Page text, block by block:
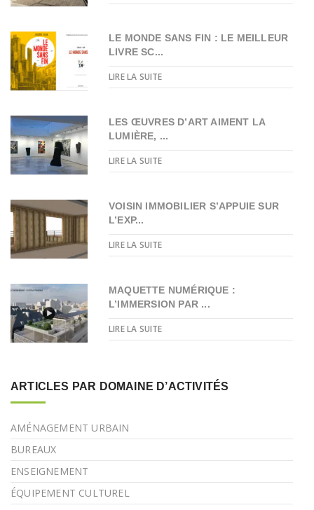
LE MONDE SANS FIN : LE MEILLEUR
LIVRE SC...
LIRE LA SUITE
LES ŒUVRES D’ART AIMENT LA
LUMIÈRE, ...
LIRE LA SUITE
VOISIN IMMOBILIER S’APPUIE SUR
L’EXP...
LIRE LA SUITE
MAQUETTE NUMÉRIQUE :
L’IMMERSION PAR ...
LIRE LA SUITE
ARTICLES PAR DOMAINE D’ACTIVITÉS
AMÉNAGEMENT URBAIN
BUREAUX
ENSEIGNEMENT
ÉQUIPEMENT CULTUREL